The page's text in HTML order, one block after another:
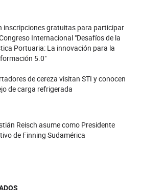
inscripciones gratuitas para participar
Internacional "Desafíos de la
Portuaria: La innovación para la
5.0"
de cereza visitan STI y conocen
de carga refrigerada
Reisch asume como Presidente
de Finning Sudamérica